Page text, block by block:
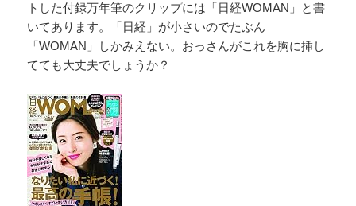
トした付録万年筆のクリップには「日経WOMAN」と書
いてあります。「日経」が小さいのでたぶん
「WOMAN」しかみえない。おっさんがこれを胸に挿し
てても大丈夫でしょうか？